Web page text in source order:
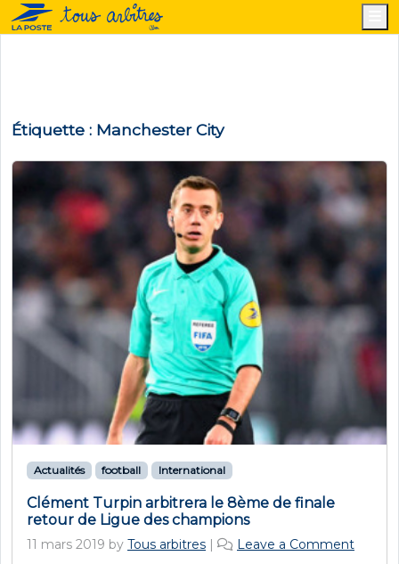
Étiquette : Manchester City
Actualités football International
Clément Turpin arbitrera le 8ème de finale
retour de Ligue des champions
11 mars 2019 by Tous arbitres | Leave a Comment